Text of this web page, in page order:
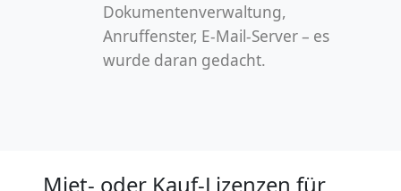
Dokumentenverwaltung,
Anruffenster, E-Mail-Server – es
wurde daran gedacht.
Miet- oder Kauf-Lizenzen für